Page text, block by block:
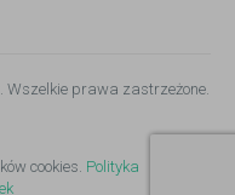
. Wszelkie prawa zastrzeżone.
cookies. Polityka